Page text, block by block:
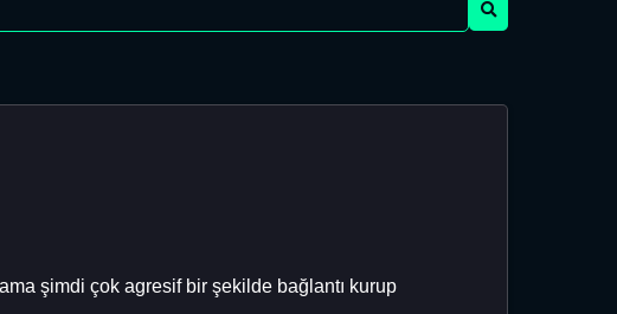
şimdi çok agresif bir şekilde bağlantı kurup